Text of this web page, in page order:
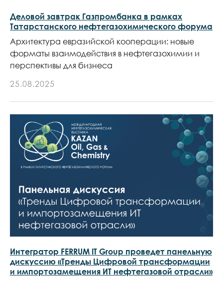
Деловой завтрак Газпромбанка в рамках
Татарстанского нефтегазохимического форума
Архитектура евразийской кооперации: новые
форматы взаимодействия в нефтегазохимии и
перспективы для бизнеса
25.08.2025
Интегратор FERRUM IT Group проведет панельную
дискуссию «Тренды Цифровой трансформации
и импортозамещения ИТ нефтегазовой отрасли»